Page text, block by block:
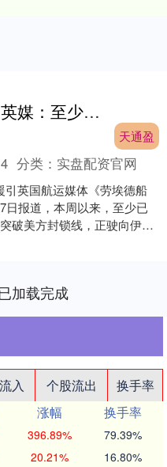
天通盈 英媒：至少有8艘船突破美方针对伊朗港口的封锁
天通盈
分类： 实盘配资官网
引英国航运媒体《劳埃德船
日报道，本周以来，至少已
破美方封锁线，正驶向伊朗
加载完成
入 个股流出
换手率
涨幅
换手率
396.89% 79.39%
20.21% 16.80%